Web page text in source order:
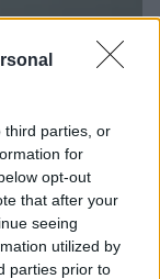
third parties, or
for
opt-out
that after your
seeing
utilized by
parties prior to